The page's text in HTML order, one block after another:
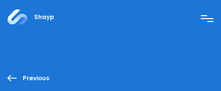
Shayp
Previous